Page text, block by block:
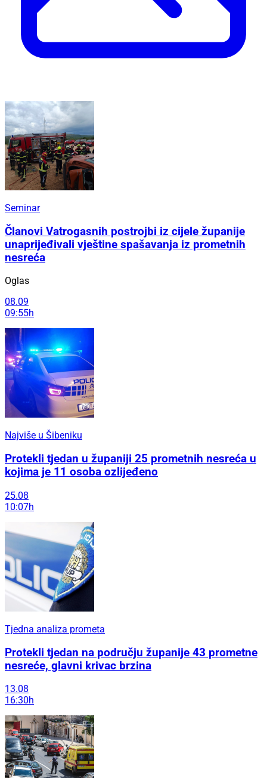
Seminar
Članovi Vatrogasnih postrojbi iz cijele županije
unaprijeđivali vještine spašavanja iz prometnih
nesreća
Oglas
08.09
09:55h
Najviše u Šibeniku
Protekli tjedan u županiji 25 prometnih nesreća u
kojima je 11 osoba ozlijeđeno
25.08
10:07h
Tjedna analiza prometa
Protekli tjedan na području županije 43 prometne
nesreće, glavni krivac brzina
13.08
16:30h